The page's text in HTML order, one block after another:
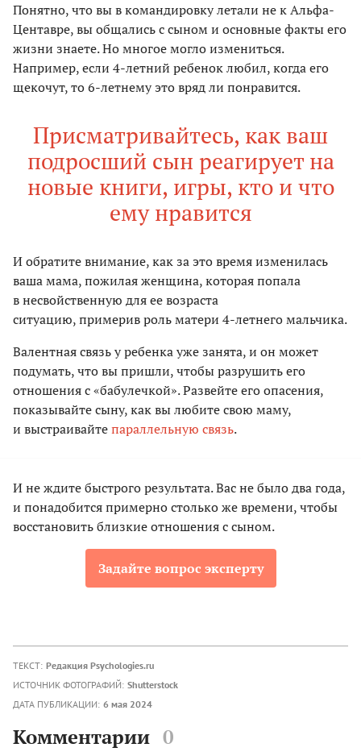
Понятно, что вы в командировку летали не к Альфа-
Центавре, вы общались с сыном и основные факты его
жизни знаете. Но многое могло измениться.
Например, если 4-летний ребенок любил, когда его
щекочут, то 6-летнему это вряд ли понравится.
Присматривайтесь, как ваш
подросший сын реагирует на
новые книги, игры, кто и что
ему нравится
И обратите внимание, как за это время изменилась
ваша мама, пожилая женщина, которая попала
в несвойственную для ее возраста
ситуацию, примерив роль матери 4-летнего мальчика.
Валентная связь у ребенка уже занята, и он может
подумать, что вы пришли, чтобы разрушить его
отношения с «бабулечкой». Развейте его опасения,
показывайте сыну, как вы любите свою маму,
и выстраивайтепараллельную связь.
И не ждите быстрого результата. Вас не было два года,
и понадобится примерно столько же времени, чтобы
восстановить близкие отношения с сыном.
Задайте вопрос эксперту
ТЕКСТ: Редакция Psychologies.ru
ИСТОЧНИК ФОТОГРАФИЙ: Shutterstock
ДАТА ПУБЛИКАЦИИ: 6 мая 2024
Комментарии 0